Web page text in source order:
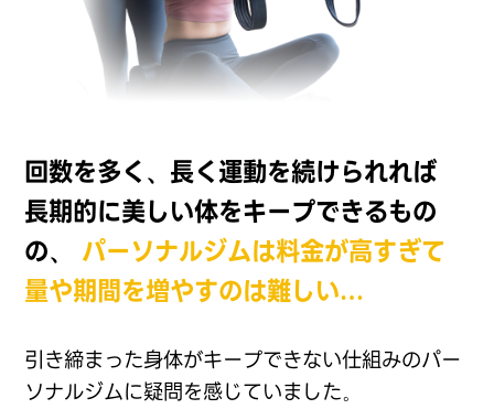
回数を多く、長く運動を続けられれば
長期的に美しい体をキープできるもの
の、
パーソナルジムは料金が高すぎて
量や期間を増やすのは難しい…
引き締まった身体がキープできない仕組みのパー
ソナルジムに疑問を感じていました。